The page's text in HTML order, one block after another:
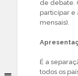
de debate.
participar e
mensais).
É a
todos os